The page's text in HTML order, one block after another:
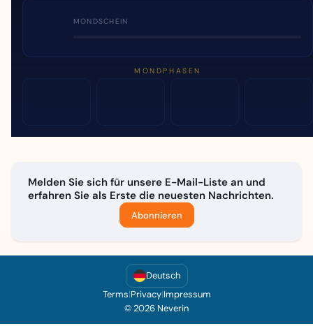
MONDSCHEIN
MONDPHASEN
Melden Sie sich für unsere E-Mail-Liste an und
erfahren Sie als Erste die neuesten Nachrichten.
Abonnieren
Deutsch
Terms|Privacy|Impressum
© 2026 Neverin